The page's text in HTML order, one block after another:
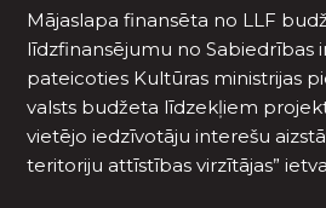
Mājaslapa finansēta no LLF
līdzfinansējumu no Sabiedrības
pateicoties Kultūras ministrijas
valsts budžeta līdzekļiem
vietējo iedzīvotāju interešu
teritoriju attīstības virzītājas”